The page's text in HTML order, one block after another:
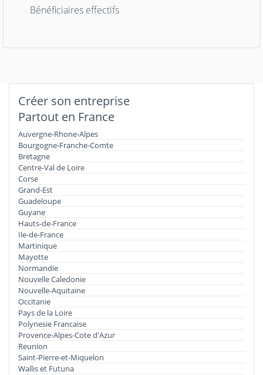
Bénéficiaires effectifs
Créer son entreprise
Partout en France
Auvergne-Rhone-Alpes
Bourgogne-Franche-Comte
Bretagne
Centre-Val de Loire
Corse
Grand-Est
Guadeloupe
Guyane
Hauts-de-France
Ile-de-France
Martinique
Mayotte
Normandie
Nouvelle Caledonie
Nouvelle-Aquitaine
Occitanie
Pays de la Loire
Polynesie Francaise
Provence-Alpes-Cote d'Azur
Reunion
Saint-Pierre-et-Miquelon
Wallis et Futuna